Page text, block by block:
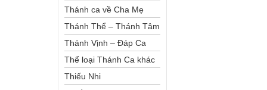
Thánh ca về Cha Mẹ
Thánh Thể – Thánh Tâm
Thánh Vịnh – Đáp Ca
Thể loại Thánh Ca khác
Thiếu Nhi